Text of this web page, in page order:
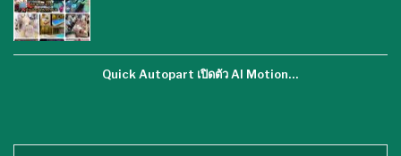
Quick Autopart เปิดตัว AI Motion…